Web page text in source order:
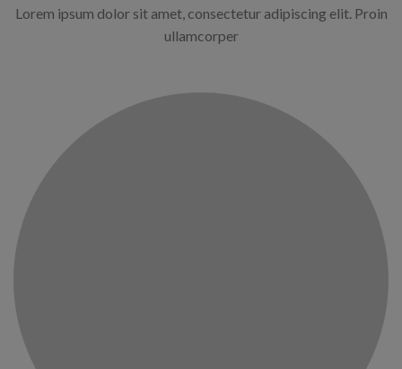
Lorem ipsum dolor sit amet, consectetur adipiscing elit. Proin
ullamcorper